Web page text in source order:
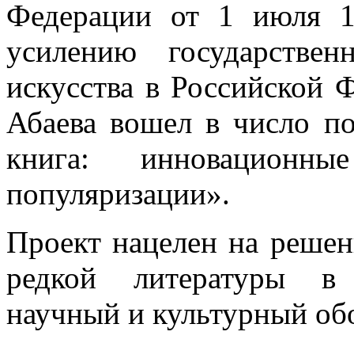
Федерации от 1 июля
усилению
искусства в
Абаева вошел в число
книга:
популяризации».
Проект нацелен на
редкой литературы
научный и культурный